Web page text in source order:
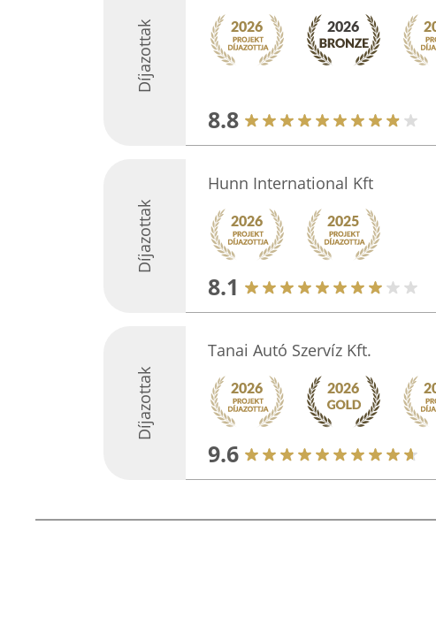
Díjazottak
8.8
Díjazottak
Hunn International Kft
8.1
Díjazottak
Tanai Autó Szervíz Kft.
9.6